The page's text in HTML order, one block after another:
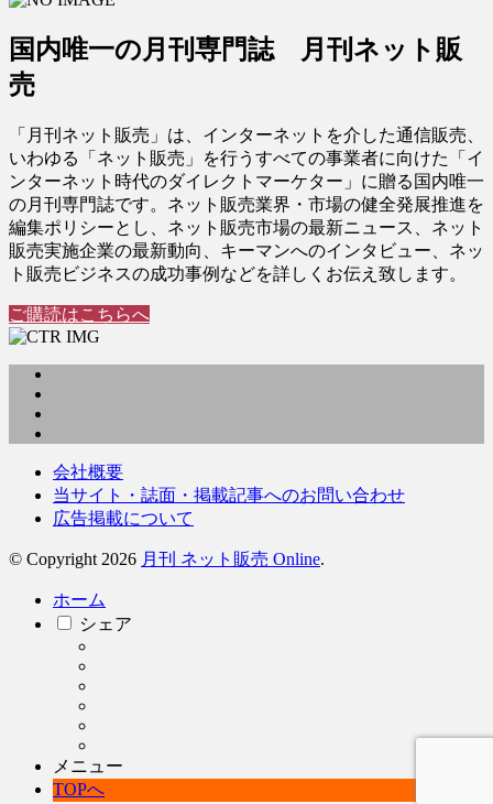
国内唯一の月刊専門誌 月刊ネット販
売
「月刊ネット販売」は、インターネットを介した通信販売、
いわゆる「ネット販売」を行うすべての事業者に向けた「イ
ンターネット時代のダイレクトマーケター」に贈る国内唯一
の月刊専門誌です。ネット販売業界・市場の健全発展推進を
編集ポリシーとし、ネット販売市場の最新ニュース、ネット
販売実施企業の最新動向、キーマンへのインタビュー、ネッ
ト販売ビジネスの成功事例などを詳しくお伝え致します。
ご購読はこちらへ
会社概要
当サイト・誌面・掲載記事へのお問い合わせ
広告掲載について
© Copyright 2026 月刊 ネット販売 Online.
ホーム
シェア
メニュー
TOPへ